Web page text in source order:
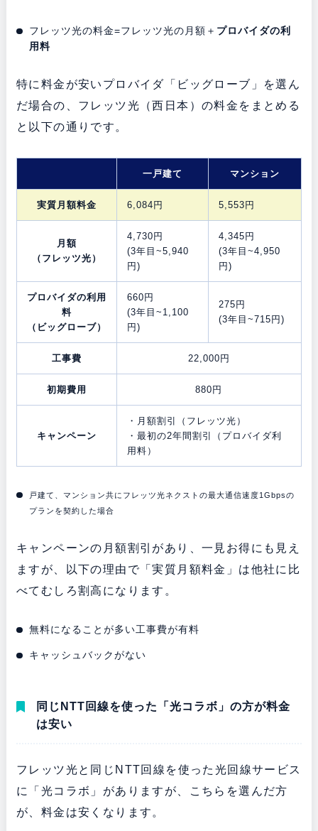
フレッツ光の料金=フレッツ光の月額＋ プロバイダの利
用料
特に料金が安いプロバイダ「ビッグローブ」を選ん
だ場合の、フレッツ光（西日本）の料金をまとめる
と以下の通りです。
一戸建て マンション
実質月額料金 6,084円 5,553円
月額
（フレッツ光）
4,730円
(3年目~5,940
円)
4,345円
(3年目~4,950
円)
プロバイダの利用
料
（ビッグローブ）
660円
(3年目~1,100
円)
275円
(3年目~715円)
工事費 22,000円
初期費用 880円
キャンペーン
・月額割引（フレッツ光）
・最初の2年間割引（プロバイダ利
用料）
戸建て、マンション共にフレッツ光ネクストの最大通信速度1Gbpsの
プランを契約した場合
キャンペーンの月額割引があり、一見お得にも見え
ますが、以下の理由で「実質月額料金」は他社に比
べてむしろ割高になります。
無料になることが多い工事費が有料
キャッシュバックがない
同じNTT回線を使った「光コラボ」の方が料金
は安い
フレッツ光と同じNTT回線を使った光回線サービス
に「光コラボ」がありますが、こちらを選んだ方
が、料金は安くなります。